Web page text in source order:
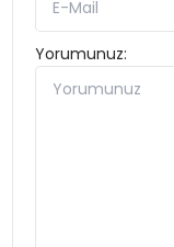
Yorumunuz: